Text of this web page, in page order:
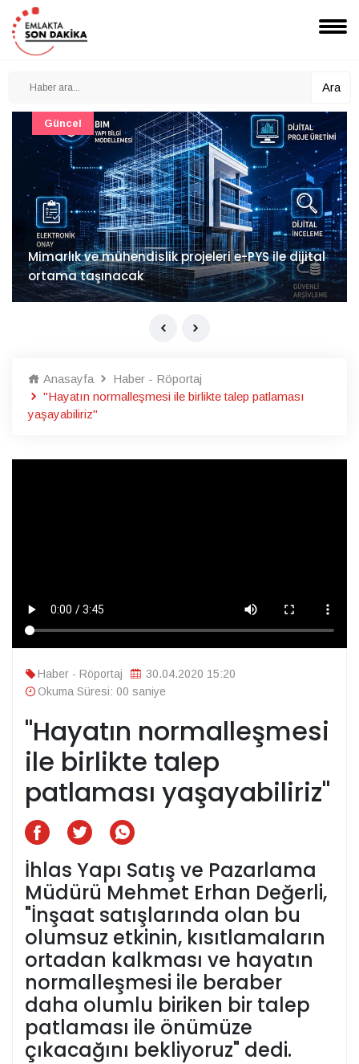
Ara
Mimarlık ve mühendislik projeleri e-PYS ile dijital
ortama taşınacak
Güncel
Anasayfa
Haber - Röportaj
"Hayatın normalleşmesi ile birlikte talep patlaması
yaşayabiliriz"
Haber - Röportaj
30.04.2020 15:20
Okuma Süresi: 00 saniye
"Hayatın normalleşmesi
ile birlikte talep
patlaması yaşayabiliriz"
İhlas Yapı Satış ve Pazarlama
Müdürü Mehmet Erhan Değerli,
"İnşaat satışlarında olan bu
olumsuz etkinin, kısıtlamaların
ortadan kalkması ve hayatın
normalleşmesi ile beraber
daha olumlu biriken bir talep
patlaması ile önümüze
çıkacağını bekliyoruz" dedi.